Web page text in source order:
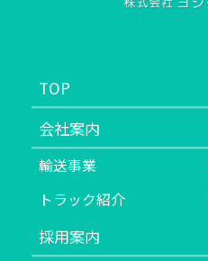
TOP
会社案内
輸送事業
トラック紹介
採用案内